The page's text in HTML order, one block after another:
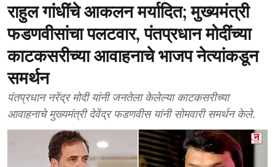
राहुल गांधींचे आकलन मर्यादित; मुख्यमंत्री
फडणवीसांचा पलटवार, पंतप्रधान मोदींच्या
काटकसरीच्या आवाहनाचे भाजप नेत्यांकडून
समर्थन
पंतप्रधान नरेंद्र मोदी यांनी जनतेला केलेल्या काटकसरीच्या
आवाहनाचे मुख्यमंत्री देवेंद्र फडणवीस यांनी सोमवारी समर्थन केले.